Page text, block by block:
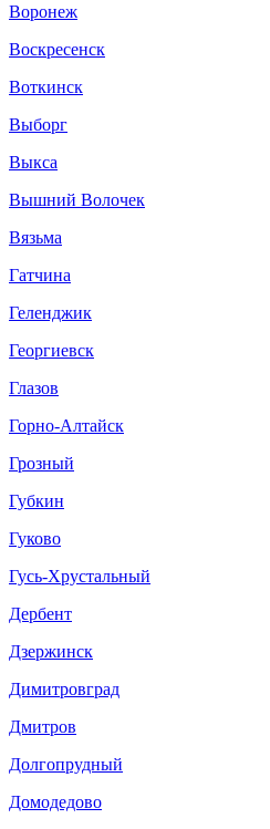
Воронеж
Воскресенск
Воткинск
Выборг
Выкса
Вышний Волочек
Вязьма
Гатчина
Геленджик
Георгиевск
Глазов
Горно-Алтайск
Грозный
Губкин
Гуково
Гусь-Хрустальный
Дербент
Дзержинск
Димитровград
Дмитров
Долгопрудный
Домодедово